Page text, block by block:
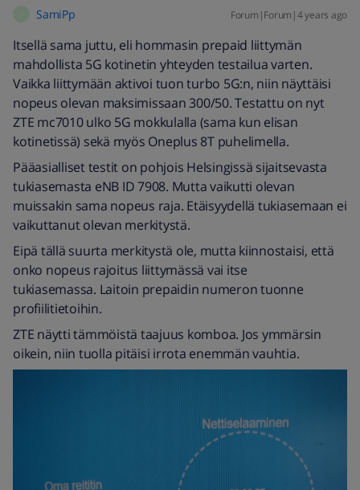
SamiPp Forum|Forum|4 years ago
Itsellä sama juttu, eli hommasin prepaid liittymän
mahdollista 5G kotinetin yhteyden testailua varten.
Vaikka liittymään aktivoi tuon turbo 5G:n, niin näyttäisi
nopeus olevan maksimissaan 300/50. Testattu on nyt
ZTE mc7010 ulko 5G mokkulalla (sama kun elisan
kotinetissä) sekä myös Oneplus 8T puhelimella.
Pääasialliset testit on pohjois Helsingissä sijaitsevasta
tukiasemasta eNB ID 7908. Mutta vaikutti olevan
muissakin sama nopeus raja. Etäisyydellä tukiasemaan ei
vaikuttanut olevan merkitystä.
Eipä tällä suurta merkitystä ole, mutta kiinnostaisi, että
onko nopeus rajoitus liittymässä vai itse
tukiasemassa. Laitoin prepaidin numeron tuonne
profiilitietoihin.
ZTE näytti tämmöistä taajuus komboa. Jos ymmärsin
oikein, niin tuolla pitäisi irrota enemmän vauhtia.